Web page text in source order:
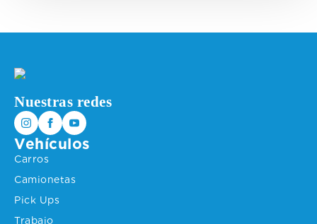
Nuestras redes
Vehículos
Carros
Camionetas
Pick Ups
Trabajo